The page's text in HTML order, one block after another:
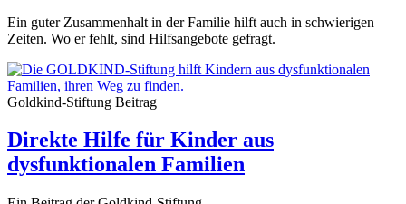
Ein guter Zusammenhalt in der Familie hilft auch in schwierigen
Zeiten. Wo er fehlt, sind Hilfsangebote gefragt.
Goldkind-Stiftung Beitrag
Direkte Hilfe für Kinder aus
dysfunktionalen Familien